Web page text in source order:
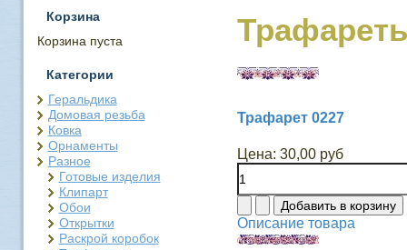
Корзина
Корзина пуста
Категории
Геральдика
Домовая резьба
Ковка
Орнаменты
Разное
Готовые изделия
Клипарт
Обои
Открытки
Раскрой коробок
Трафарет 0227
Цена: 30,00 руб
Описание товара